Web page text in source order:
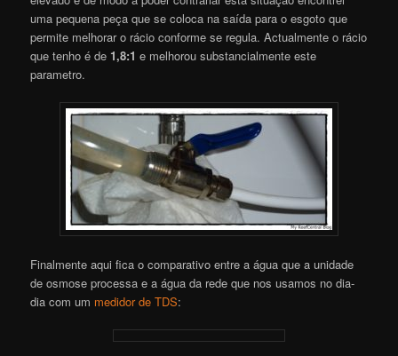
uma pequena peça que se coloca na saída para o esgoto que
permite melhorar o rácio conforme se regula. Actualmente o rácio
que tenho é de 1,8:1 e melhorou substancialmente este
parametro.
Finalmente aqui fica o comparativo entre a água que a unidade
de osmose processa e a água da rede que nos usamos no dia-
dia com um medidor de TDS: